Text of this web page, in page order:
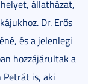
állatházat,
Dr. Erős
és a jelenlegi
hozzájárultak a
Petrát is, aki